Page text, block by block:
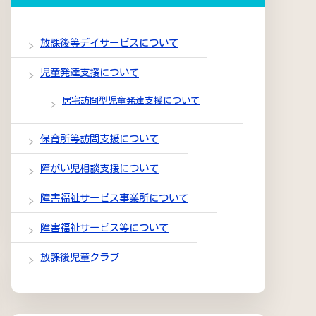
放課後等デイサービスについて
児童発達支援について
居宅訪問型児童発達支援について
保育所等訪問支援について
障がい児相談支援について
障害福祉サービス事業所について
障害福祉サービス等について
放課後児童クラブ